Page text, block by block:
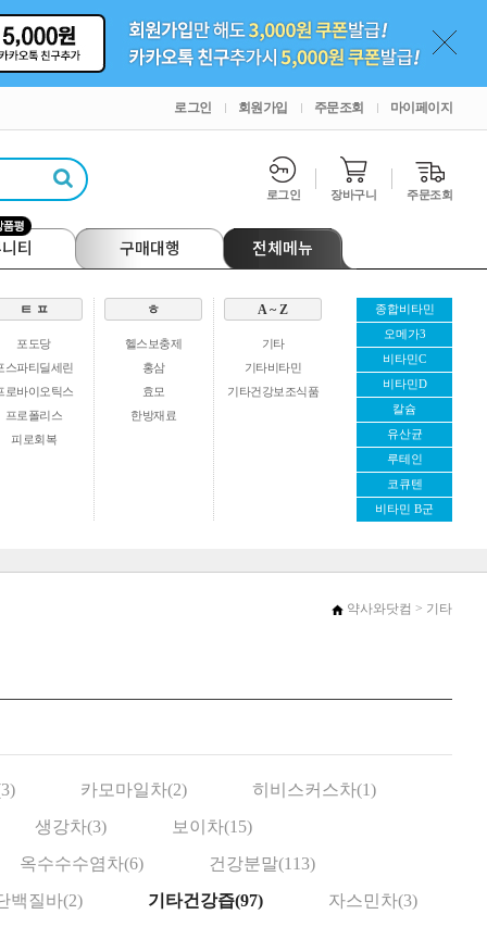
로그인 회원가입 주문조회 마이페이지
주문조회
장바구니
로그인
티 구매대행 전체메뉴
ㅌ ㅍ
포도당
스파티딜세린
로바이오틱스
프로폴리스
피로회복
ㅎ
헬스보충제
홍삼
효모
한방재료
A ~ Z
기타
기타비타민
기타건강보조식품
종합비타민
오메가3
비타민C
비타민D
칼슘
유산균
루테인
코큐텐
비타민 B군
약사와닷컴 > 기타
카모마일차(2)
히비스커스차(1)
생강차(3)
보이차(15)
옥수수수염차(6)
건강분말(113)
백질바(2) 기타건강즙(97)
자스민차(3)